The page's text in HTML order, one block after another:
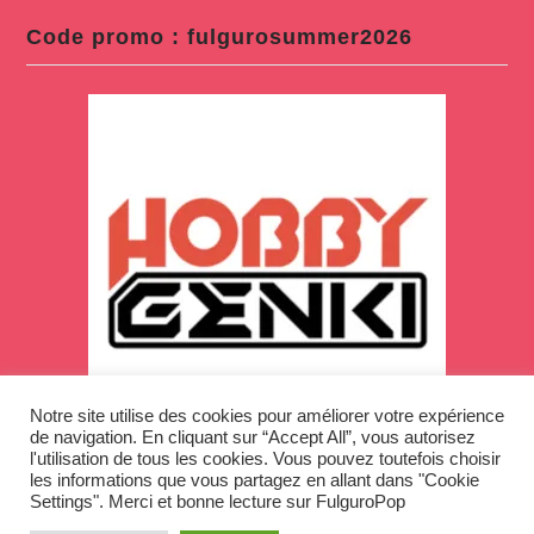
Code promo : fulgurosummer2026
Notre site utilise des cookies pour améliorer votre expérience
de navigation. En cliquant sur “Accept All”, vous autorisez
l'utilisation de tous les cookies. Vous pouvez toutefois choisir
les informations que vous partagez en allant dans "Cookie
Settings". Merci et bonne lecture sur FulguroPop